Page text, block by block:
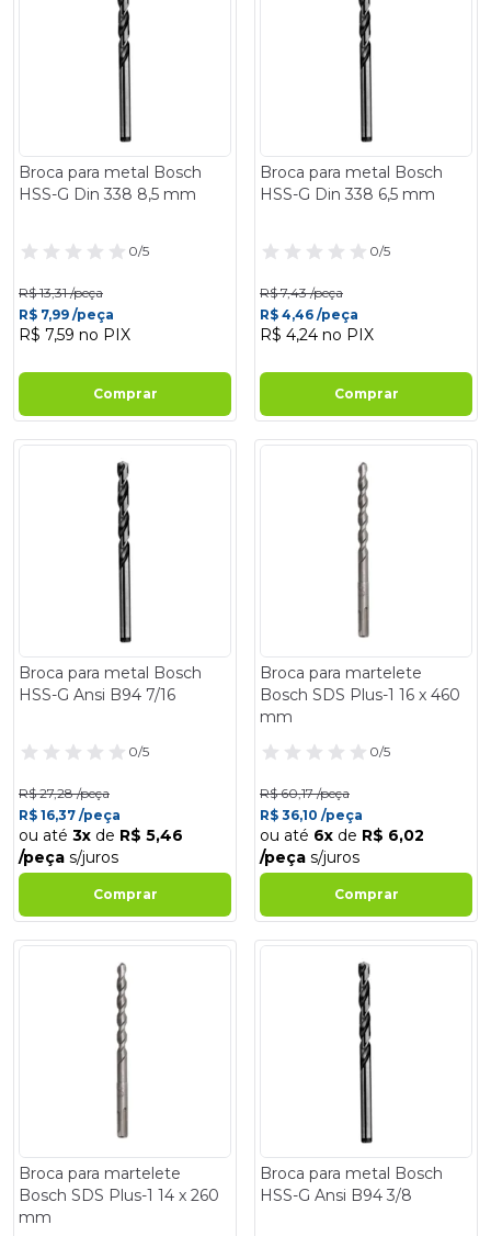
Broca para metal Bosch
HSS-G Din 338 8,5 mm
0/5
R$ 13,31 /peça
R$ 7,99 /peça
R$ 7,59 no PIX
Comprar
Broca para metal Bosch
HSS-G Din 338 6,5 mm
0/5
R$ 7,43 /peça
R$ 4,46 /peça
R$ 4,24 no PIX
Comprar
Broca para metal Bosch
HSS-G Ansi B94 7/16
0/5
R$ 27,28 /peça
R$ 16,37 /peça
ou até 3x de R$ 5,46
/peça s/juros
Comprar
Broca para martelete
Bosch SDS Plus-1 16 x 460
mm
0/5
R$ 60,17 /peça
R$ 36,10 /peça
ou até 6x de R$ 6,02
/peça s/juros
Comprar
Broca para martelete
Bosch SDS Plus-1 14 x 260
mm
Broca para metal Bosch
HSS-G Ansi B94 3/8